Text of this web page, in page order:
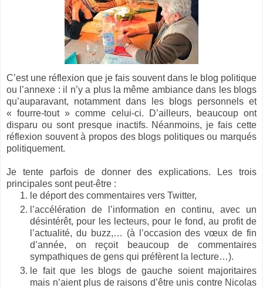
C’est une réflexion que je fais souvent dans le blog politique
ou l’annexe : il n’y a plus la même ambiance dans les blogs
qu’auparavant, notamment dans les blogs personnels et
« fourre-tout » comme celui-ci. D’ailleurs, beaucoup ont
disparu ou sont presque inactifs. Néanmoins, je fais cette
réflexion souvent à propos des blogs politiques ou marqués
politiquement.
Je tente parfois de donner des explications. Les trois
principales sont peut-être :
le déport des commentaires vers Twitter,
l’accélération de l’information en continu, avec un
désintérêt, pour les lecteurs, pour le fond, au profit de
l’actualité, du buzz,… (à l’occasion des vœux de fin
d’année, on reçoit beaucoup de commentaires
sympathiques de gens qui préfèrent la lecture…).
le fait que les blogs de gauche soient majoritaires
mais n’aient plus de raisons d’être unis contre Nicolas